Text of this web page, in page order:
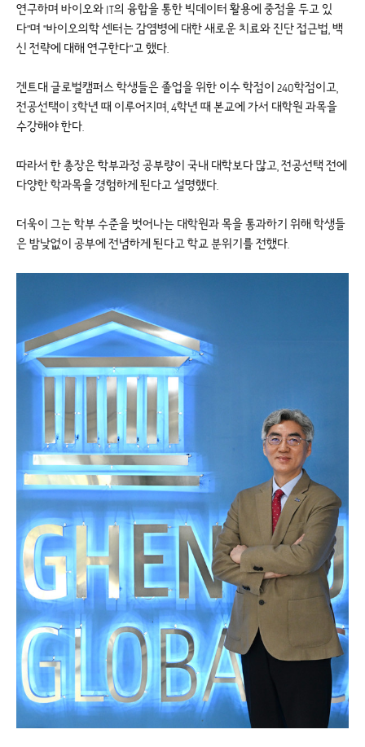
연구하며 바이오와 IT의 융합을 통한 빅데이터 활용에 중점을 두고 있
다"며 "바이오의학 센터는 감염병에 대한 새로운 치료와 진단 접근법, 백
신 전략에 대해 연구한다"고 했다.
겐트대 글로벌캠퍼스 학생들은 졸업을 위한 이수 학점이 240학점이고,
전공선택이 3학년 때 이루어지며, 4학년 때 본교에 가서 대학원 과목을
수강해야 한다.
따라서 한 총장은 학부과정 공부량이 국내 대학보다 많고, 전공선택 전에
다양한 학과목을 경험하게 된다고 설명했다.
더욱이 그는 학부 수준을 벗어나는 대학원과 목을 통과하기 위해 학생들
은 밤낮없이 공부에 전념하게 된다고 학교 분위기를 전했다.